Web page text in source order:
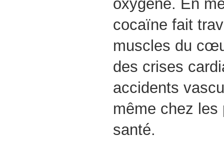
oxygène. En
cocaïne fait
muscles du
des crises
accidents
même chez les
santé.